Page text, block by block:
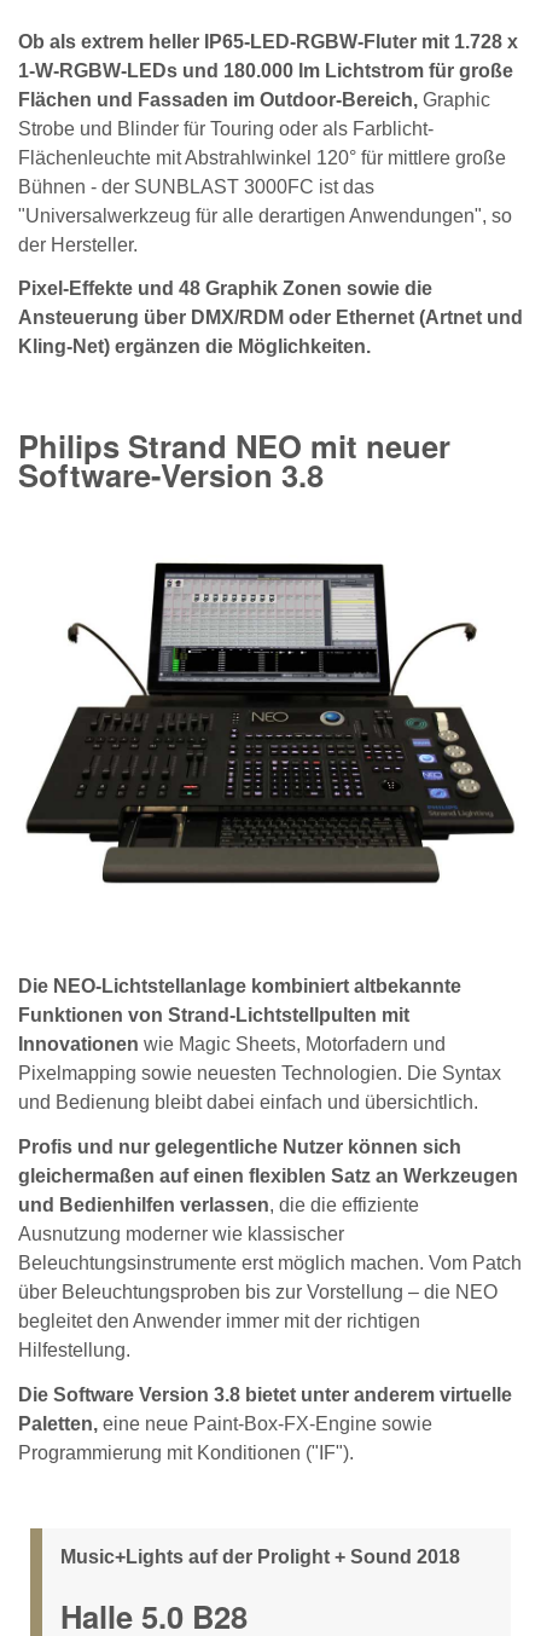
Ob als extrem heller IP65-LED-RGBW-Fluter mit 1.728 x
1-W-RGBW-LEDs und 180.000 lm Lichtstrom für große
Flächen und Fassaden im Outdoor-Bereich, Graphic
Strobe und Blinder für Touring oder als Farblicht-
Flächenleuchte mit Abstrahlwinkel 120° für mittlere große
Bühnen - der SUNBLAST 3000FC ist das
"Universalwerkzeug für alle derartigen Anwendungen", so
der Hersteller.
Pixel-Effekte und 48 Graphik Zonen sowie die
Ansteuerung über DMX/RDM oder Ethernet (Artnet und
Kling-Net) ergänzen die Möglichkeiten.
Philips Strand NEO mit neuer
Software-Version 3.8
Die NEO-Lichtstellanlage kombiniert altbekannte
Funktionen von Strand-Lichtstellpulten mit
Innovationen wie Magic Sheets, Motorfadern und
Pixelmapping sowie neuesten Technologien. Die Syntax
und Bedienung bleibt dabei einfach und übersichtlich.
Profis und nur gelegentliche Nutzer können sich
gleichermaßen auf einen flexiblen Satz an Werkzeugen
und Bedienhilfen verlassen, die die effiziente
Ausnutzung moderner wie klassischer
Beleuchtungsinstrumente erst möglich machen. Vom Patch
über Beleuchtungsproben bis zur Vorstellung – die NEO
begleitet den Anwender immer mit der richtigen
Hilfestellung.
Die Software Version 3.8 bietet unter anderem virtuelle
Paletten, eine neue Paint-Box-FX-Engine sowie
Programmierung mit Konditionen ("IF").
Music+Lights auf der Prolight + Sound 2018
Halle 5.0 B28